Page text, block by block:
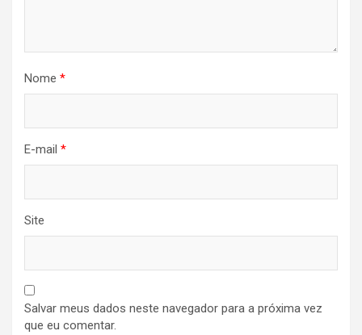
Nome *
E-mail *
Site
Salvar meus dados neste navegador para a próxima vez
que eu comentar.